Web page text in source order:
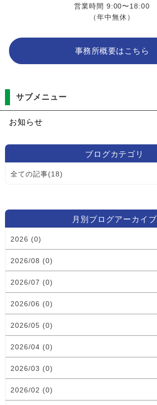
営業時間 9:00〜18:00
（年中無休）
事務所概要はこちら
サブメニュー
お知らせ
ブログカテゴリ
全ての記事(18)
月別ブログアーカイブ
2026 (0)
2026/08 (0)
2026/07 (0)
2026/06 (0)
2026/05 (0)
2026/04 (0)
2026/03 (0)
2026/02 (0)